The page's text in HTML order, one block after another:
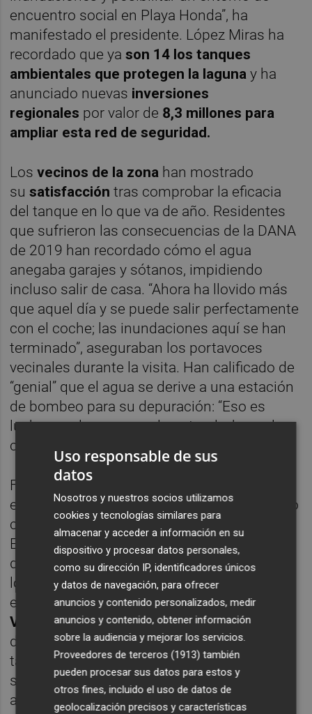
encuentro social en Playa Honda”, ha
manifestado el presidente. López Miras ha
recordado que yason 14 los tanques
ambientales que protegen la laguna y ha
anunciado nuevas inversiones
regionales por valor de 8,3 millones para
ampliar esta red de seguridad.
Los vecinos de la zona han mostrado
susatisfacción tras comprobar la eficacia
del tanque en lo que va de año. Residentes
que sufrieron las consecuencias de la DANA
de 2019 han recordado cómo el agua
anegaba garajes y sótanos, impidiendo
incluso salir de casa. “Ahora ha llovido más
que aquel día y se puede salir perfectamente
con el coche; las inundaciones aquí se han
terminado”, aseguraban los portavoces
vecinales durante la visita. Han calificado de
“genial” que el agua se derive a una estación
de bombeo para su depuración: “Eso es
luchar por lo sano, por lo natural y hacer las
cosas bien hechas”.
Finalmente, la alcaldesa ha recordado que
el
Ayuntamientosigue reforzando el entorno
con
otras actuaciones complementarias
Entre ellas, Arroyo ha destacado la inversión
de
220.000 eurosejecutada a través de
los
Planes de Sostenibilidad Turística
el
paseo ecológico de Playa Honda con
Villas Caravaning, un proyecto que ya
disfrutan los vecinos y que, junto al nuevo
tanque de tormentas, eleva la calidad de los
servicios públicos y la preservación
ambiental en el litoral cartagenero.
Uso responsable de sus
datos
Nosotros y nuestros socios utilizamos
cookies y tecnologías similares para
almacenar y acceder a información en su
dispositivo y procesar datos personales,
como su dirección IP, identificadores únicos
y datos de navegación, para ofrecer
anuncios y contenido personalizados, medir
anuncios y contenido, obtener información
sobre la audiencia y mejorar los servicios.
Proveedores de terceros (1913) también
pueden procesar sus datos para estos y
otros fines, incluido el uso de datos de
geolocalización precisos y características